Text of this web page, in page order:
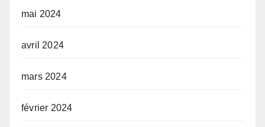
mai 2024
avril 2024
mars 2024
février 2024